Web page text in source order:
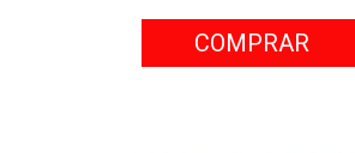
COMPRAR